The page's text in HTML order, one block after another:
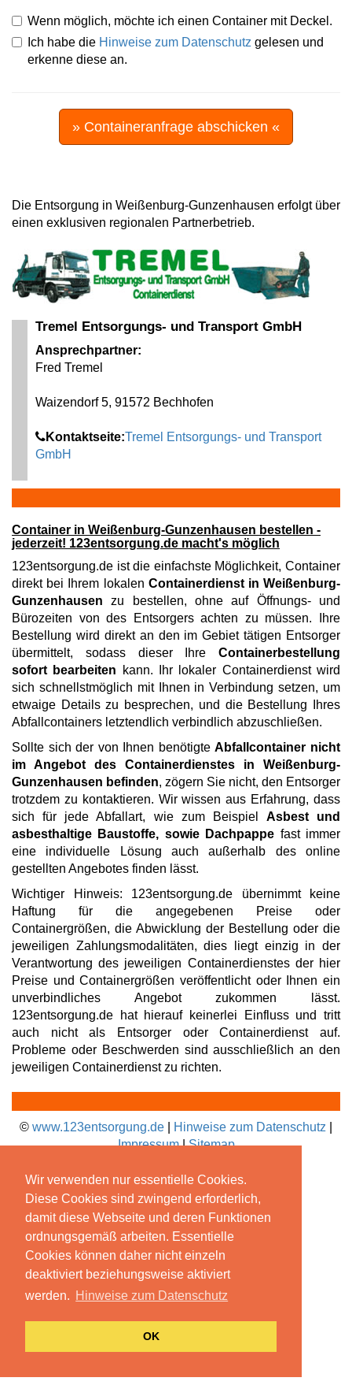
Wir verwenden nur essentielle Cookies.
Diese Cookies sind zwingend erforderlich,
damit diese Webseite und deren Funktionen
ordnungsgemäß arbeiten. Essentielle
Cookies können daher nicht einzeln
deaktiviert beziehungsweise aktiviert
werden. Hinweise zum Datenschutz
OK
Wenn möglich, möchte ich einen Container mit Deckel.
Ich habe die Hinweise zum Datenschutz gelesen und
erkenne diese an.
» Containeranfrage abschicken «
Die Entsorgung in Weißenburg-Gunzenhausen erfolgt über
einen exklusiven regionalen Partnerbetrieb.
Tremel Entsorgungs- und Transport GmbH
Ansprechpartner:
Fred Tremel
Waizendorf 5, 91572 Bechhofen
Kontaktseite:Tremel Entsorgungs- und Transport
GmbH
Container in Weißenburg-Gunzenhausen bestellen -
jederzeit! 123entsorgung.de macht's möglich
123entsorgung.de ist die einfachste Möglichkeit, Container
direkt bei Ihrem lokalen Containerdienst in Weißenburg-
Gunzenhausen zu bestellen, ohne auf Öffnungs- und
Bürozeiten von des Entsorgers achten zu müssen. Ihre
Bestellung wird direkt an den im Gebiet tätigen Entsorger
übermittelt, sodass dieser Ihre Containerbestellung
sofort bearbeiten kann. Ihr lokaler Containerdienst wird
sich schnellstmöglich mit Ihnen in Verbindung setzen, um
etwaige Details zu besprechen, und die Bestellung Ihres
Abfallcontainers letztendlich verbindlich abzuschließen.
Sollte sich der von Ihnen benötigteAbfallcontainer nicht
im Angebot des Containerdienstes in Weißenburg-
Gunzenhausen befinden, zögern Sie nicht, den Entsorger
trotzdem zu kontaktieren. Wir wissen aus Erfahrung, dass
sich für jede Abfallart, wie zum Beispiel Asbest und
asbesthaltige Baustoffe, sowie Dachpappe fast immer
eine individuelle Lösung auch außerhalb des online
gestellten Angebotes finden lässt.
Wichtiger Hinweis: 123entsorgung.de übernimmt keine
Haftung für die angegebenen Preise oder
Containergrößen, die Abwicklung der Bestellung oder die
jeweiligen Zahlungsmodalitäten, dies liegt einzig in der
Verantwortung des jeweiligen Containerdienstes der hier
Preise und Containergrößen veröffentlicht oder Ihnen ein
unverbindliches Angebot zukommen lässt.
123entsorgung.de hat hierauf keinerlei Einfluss und tritt
auch nicht als Entsorger oder Containerdienst auf.
Probleme oder Beschwerden sind ausschließlich an den
jeweiligen Containerdienst zu richten.
© www.123entsorgung.de Hinweise zum Datenschutz
Impressum|Sitemap